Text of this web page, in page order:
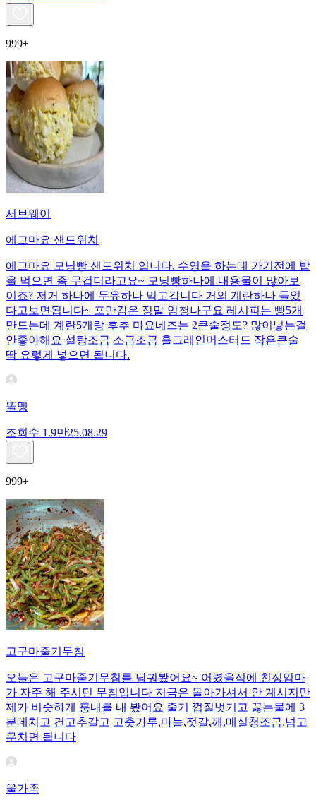
999+
서브웨이
에그마요 샌드위치
에그마요 모닝빵 샌드위치 입니다. 수영을 하는데 가기전에 밥
을 먹으면 좀 무겁더라고요~ 모닝빵하나에 내용물이 많아보
이죠? 저거 하나에 두유하나 먹고갑니다 거의 계란하나 들었
다고보면됩니다~ 포만감은 정말 엄청나구요 레시피는 빵5개
만드는데 계란5개랑 후추 마요네즈는 2큰술정도? 많이넣는걸
안좋아해요 설탕조금 소금조금 홀그레인머스터드 작은큰술
딱 요렇게 넣으면 됩니다.
똘맹
조회수 1.9만25.08.29
999+
고구마줄기무침
오늘은 고구마줄기무침를 담궈봤어요~ 어렸을적에 친정엄마
가 자주 해 주시던 무침입니다 지금은 돌아가셔서 안 계시지만
제가 비슷하게 훙내를 내 봤어요 줄기 껍질벗기고 끓는물에 3
분데치고 건고추갈고 고춧가루,마늘,젓갈,깨,매실청조금.넘고
무치면 됩니다
울가족